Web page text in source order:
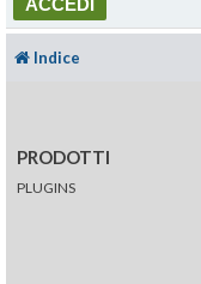
Indice
PRODOTTI
PLUGINS